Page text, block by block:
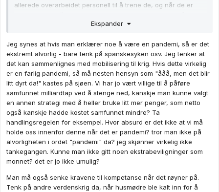
allerede overarbeidet personell til å trene de, og når de er
intensivsykepleiere. Å utdanne nye sykepleiere tar tid.
dette blir ekstremt dyrt på sikt, og vil når pandemien er over
kanskje føre til enda dårligere behandlingstilbud siden det nå
er veldig dyrt å ha folk ansatt på sykehusene.
Ekspander
Jeg synes at hvis man erklærer noe å være en pandemi, så er det
ekstremt alvorlig - bare tenk på spanskesyken osv. Jeg tenker at
det kan sammenlignes med mobilisering til krig. Hvis dette virkelig
er en farlig pandemi, så må nesten hensyn som "ååå, men det blir
litt dyrt da!" kastes på sjøen. Vi har jo vært villige til å påføre
samfunnet milliardtap ved å stenge ned, kanskje man kunne valgt
en annen strategi med å heller bruke litt mer penger, som netto
også kanskje hadde kostet samfunnet mindre? Ta
handlingsregelen for eksempel. Hvor absurd er det ikke at vi må
holde oss innenfor denne når det er pandemi? tror man ikke på
alvorligheten i ordet "pandemi" da? jeg skjønner virkelig ikke
tankegangen. Kunne man ikke gitt noen ekstrabeviligninger som
monnet? det er jo ikke umulig?
Man må også senke kravene til kompetanse når det røyner på.
Tenk på andre verdenskrig da, når husmødre ble kalt inn for å